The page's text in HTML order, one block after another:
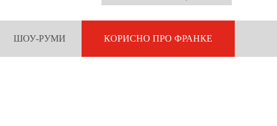
ШОУ-РУМИ КОРИСНО ПРО ФРАНКЕ